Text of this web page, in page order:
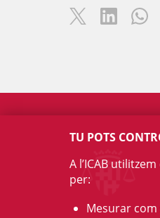
TU POTS
A l’ICAB
per:
Mesurar